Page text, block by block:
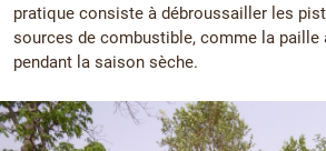
pratique consiste à débroussailler les
sources de combustible, comme la paille
pendant la saison sèche.